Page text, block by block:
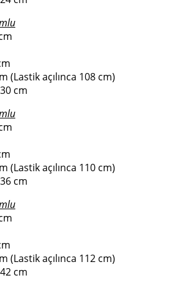
(Lastik açılınca 108 cm)
cm
(Lastik açılınca 110 cm)
cm
(Lastik açılınca 112 cm)
cm